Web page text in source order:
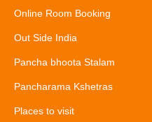
Online Room Booking
Out Side India
Pancha bhoota Stalam
Pancharama Kshetras
Places to visit